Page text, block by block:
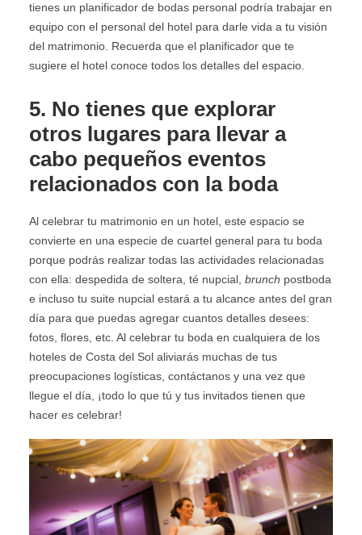
tienes un planificador de bodas personal podría trabajar en
equipo con el personal del hotel para darle vida a tu visión
del matrimonio. Recuerda que el planificador que te
sugiere el hotel conoce todos los detalles del espacio.
5. No tienes que explorar
otros lugares para llevar a
cabo pequeños eventos
relacionados con la boda
Al celebrar tu matrimonio en un hotel, este espacio se
convierte en una especie de cuartel general para tu boda
porque podrás realizar todas las actividades relacionadas
con ella: despedida de soltera, té nupcial, brunch postboda
e incluso tu suite nupcial estará a tu alcance antes del gran
día para que puedas agregar cuantos detalles desees:
fotos, flores, etc. Al celebrar tu boda en cualquiera de los
hoteles de Costa del Sol aliviarás muchas de tus
preocupaciones logísticas, contáctanos y una vez que
llegue el día, ¡todo lo que tú y tus invitados tienen que
hacer es celebrar!